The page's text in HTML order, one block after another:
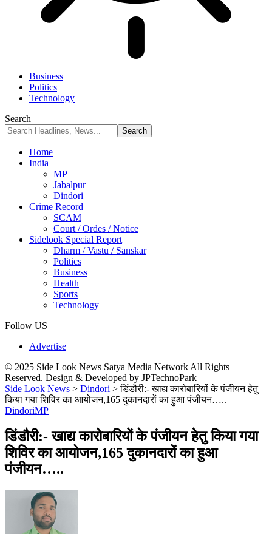
Business
Politics
Technology
Search
Home
India
MP
Jabalpur
Dindori
Crime Record
SCAM
Court / Ordes / Notice
Sidelook Special Report
Dharm / Vastu / Sanskar
Politics
Business
Health
Sports
Technology
Follow US
Advertise
© 2025 Side Look News Satya Media Network All Rights
Reserved. Design & Developed by JPTechnoPark
Side Look News > Dindori >डिंडौरी:- खाद्य कारोबारियों के पंजीयन हेतु
किया गया शिविर का आयोजन,165 दुकानदारों का हुआ पंजीयन…..
DindoriMP
डिंडौरी:- खाद्य कारोबारियों के पंजीयन हेतु किया गया
शिविर का आयोजन,165 दुकानदारों का हुआ
पंजीयन…..